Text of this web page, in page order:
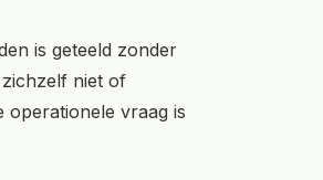
is geteeld zonder
niet of
operationele vraag is